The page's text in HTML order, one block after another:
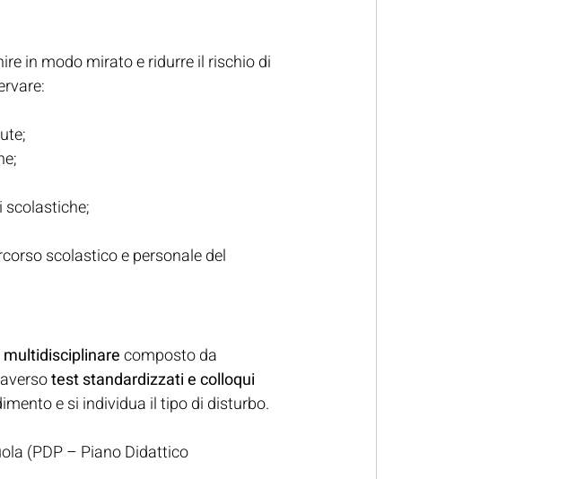
in modo mirato e ridurre il rischio di
scolastiche;
scolastico e personale del
composto da
test standardizzati e colloqui
e si individua il tipo di disturbo.
(PDP – Piano Didattico